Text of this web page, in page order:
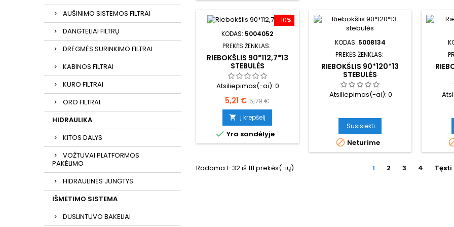
AUŠINIMO SISTEMOS FILTRAI
DANGTELIAI FILTRŲ
DRĖGMĖS SURINKIMO FILTRAI
KABINOS FILTRAI
KURO FILTRAI
ORO FILTRAI
HIDRAULIKA
KITOS DALYS
VOŽTUVAI PLATFORMOS
PAKĖLIMO
HIDRAULINĖS JUNGTYS
IŠMETIMO SISTEMA
DUSLINTUVO BAKELIAI
−10%
KODAS: 5004052
PREKĖS ŽENKLAS:
RIEBOKŠLIS 90*112,7*13
STEBULĖS
Atsiliepimas(-ai):0
Kaina
5,21 € Bazinė
kaina
5,79 €
 Į krepšelį
 Yra sandėlyje
KODAS: 5008134
PREKĖS ŽENKLAS:
RIEBOKŠLIS 90*120*13
STEBULĖS
Atsiliepimas(-ai): 0
Susisiekti
 Neturime
Rodoma 1-32 iš 111 prekės(-ių) 1 2 3 4 Tęsti